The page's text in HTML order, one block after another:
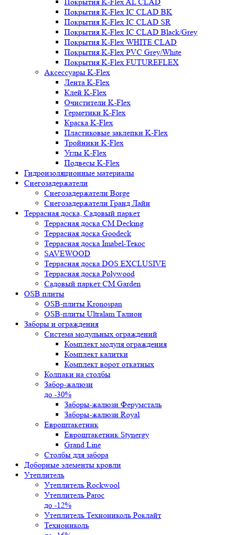
Покрытия K-Flex IC CLAD BK
Покрытия K-Flex IC CLAD SR
Покрытия K-Flex IC CLAD Black/Grey
Покрытия K-Flex WHITE CLAD
Покрытия K-Flex PVC Grey/White
Покрытия K-Flex FUTUREFLEX
Аксессуары K-Flex
Лента K-Flex
Клей K-Flex
Очистители K-Flex
Герметики K-Flex
Краска K-Flex
Пластиковые заклепки K-Flex
Тройники K-Flex
Углы K-Flex
Подвесы K-Flex
Гидроизоляционные материалы
Снегозадержатели
Снегозадержатели Borge
Снегозадержатели Гранд Лайн
Террасная доска, Садовый паркет
Террасная доска CM Decking
Террасная доска Goodeck
Террасная доска Imabel-Текос
SAVEWOOD
Террасная доска DOS EXCLUSIVE
Террасная доска Polywood
Садовый паркет CM Garden
OSB плиты
OSB-плиты Kronospan
OSB-плиты Ultralam Талион
Заборы и ограждения
Система модульных ограждений
Комплект модуля ограждения
Комплект калитки
Комплект ворот откатных
Колпаки на столбы
Забор-жалюзи
до -30%
Заборы-жалюзи Ферумсталь
Заборы-жалюзи Royal
Евроштакетник
Евроштакетник Stynergy
Grand Line
Столбы для забора
Доборные элементы кровли
Утеплитель
Утеплитель Rockwool
Утеплитель Paroc
до -12%
Утеплитель Технониколь Роклайт
Технониколь